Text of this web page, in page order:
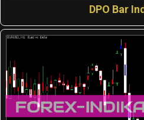
DPO Bar